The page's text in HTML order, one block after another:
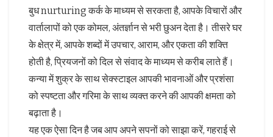
बुध nurturing कर्क के माध्यम से सरकता है, आपके विचारों और
वार्तालापों को एक कोमल, अंतर्ज्ञान से भरी छुअन देता है। तीसरे घर
के क्षेत्र में, आपके शब्दों में उपचार, आराम, और एकता की शक्ति
होती है, प्रियजनों को दिल से संवाद के माध्यम से करीब लाते हैं।
कन्या में शुक्र के साथ सेक्स्टाइल आपकी भावनाओं और प्रशंसा
को स्पष्टता और गरिमा के साथ व्यक्त करने की आपकी क्षमता को
बढ़ाता है।
यह एक ऐसा दिन है जब आप अपने सपनों को साझा करें, गहराई से